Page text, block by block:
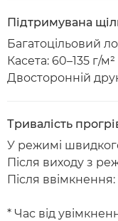
Підтримувана
Багатоцільовий
Касета: 60–135 г/м²
Двосторонній
Тривалість
У режимі
Після виходу з
Після
* Час від